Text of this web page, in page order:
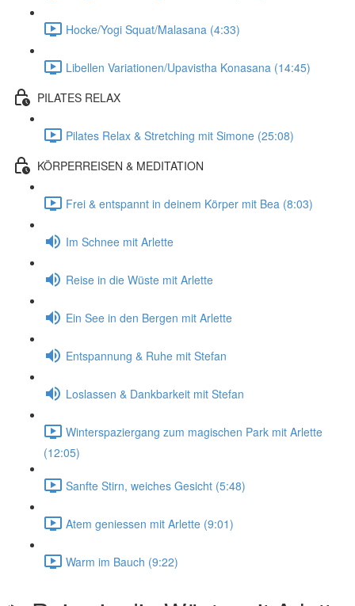
Hocke/Yogi Squat/Malasana (4:33)
Libellen Variationen/Upavistha Konasana (14:45)
PILATES RELAX
Pilates Relax & Stretching mit Simone (25:08)
KÖRPERREISEN & MEDITATION
Frei & entspannt in deinem Körper mit Bea (8:03)
Im Schnee mit Arlette
Reise in die Wüste mit Arlette
Ein See in den Bergen mit Arlette
Entspannung & Ruhe mit Stefan
Loslassen & Dankbarkeit mit Stefan
Winterspaziergang zum magischen Park mit Arlette
(12:05)
Sanfte Stirn, weiches Gesicht (5:48)
Atem geniessen mit Arlette (9:01)
Warm im Bauch (9:22)